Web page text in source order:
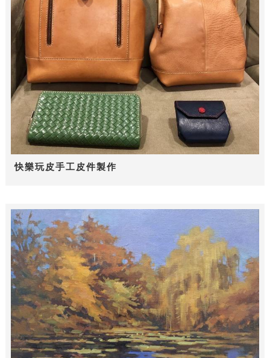
快樂玩皮手工皮件製作